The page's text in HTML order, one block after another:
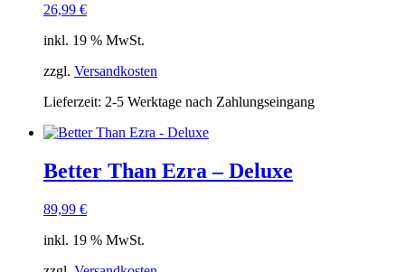
26,99 €
inkl. 19 % MwSt.
zzgl. Versandkosten
Lieferzeit: 2-5 Werktage nach Zahlungseingang
Better Than Ezra – Deluxe
89,99 €
inkl. 19 % MwSt.